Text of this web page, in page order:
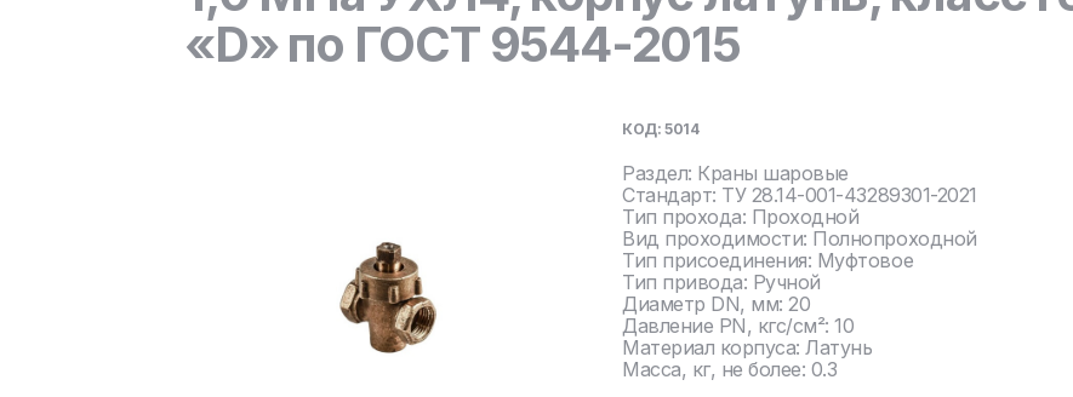
«D» по ГОСТ 9544-2015
КОД: 5014
Раздел: Краны шаровые
Стандарт: ТУ 28.14-001-43289301-2021
Тип прохода: Проходной
Вид проходимости: Полнопроходной
Тип присоединения: Муфтовое
Тип привода: Ручной
Диаметр DN, мм: 20
Давление PN, кгс/см²: 10
Материал корпуса: Латунь
Масса, кг, не более: 0.3